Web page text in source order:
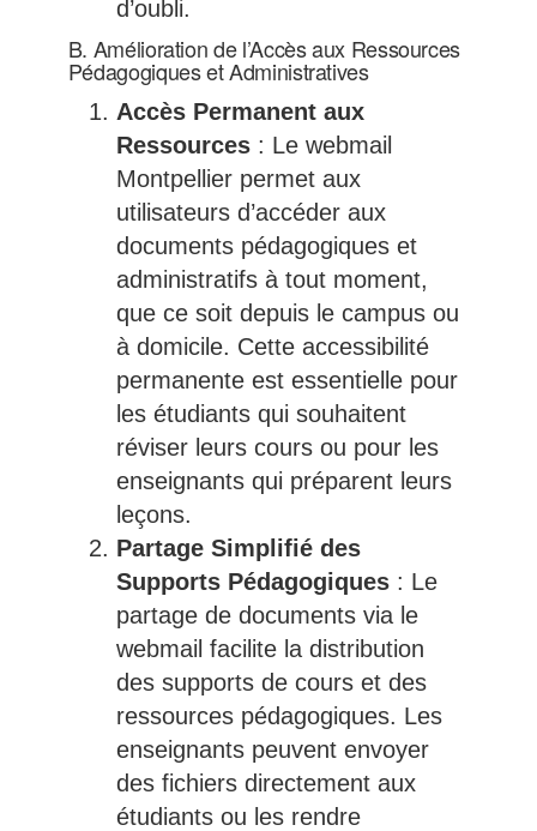
d’oubli.
B. Amélioration de l’Accès aux Ressources
Pédagogiques et Administratives
Accès Permanent aux
Ressources: Le webmail
Montpellier permet aux
utilisateurs d’accéder aux
documents pédagogiques et
administratifs à tout moment,
que ce soit depuis le campus ou
à domicile. Cette accessibilité
permanente est essentielle pour
les étudiants qui souhaitent
réviser leurs cours ou pour les
enseignants qui préparent leurs
leçons.
Partage Simplifié des
Supports Pédagogiques: Le
partage de documents via le
webmail facilite la distribution
des supports de cours et des
ressources pédagogiques. Les
enseignants peuvent envoyer
des fichiers directement aux
étudiants ou les rendre